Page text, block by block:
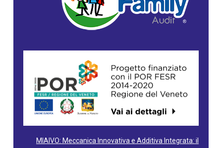
MIAIVO: Meccanica Innovativa e Additiva Integrata: il